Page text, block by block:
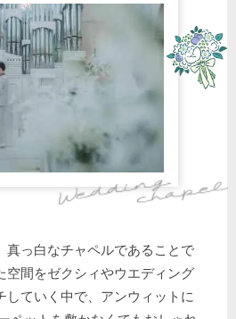
真っ白なチャペルであることで
空間をゼクシィやウエディング
していく中で、アンウィットに